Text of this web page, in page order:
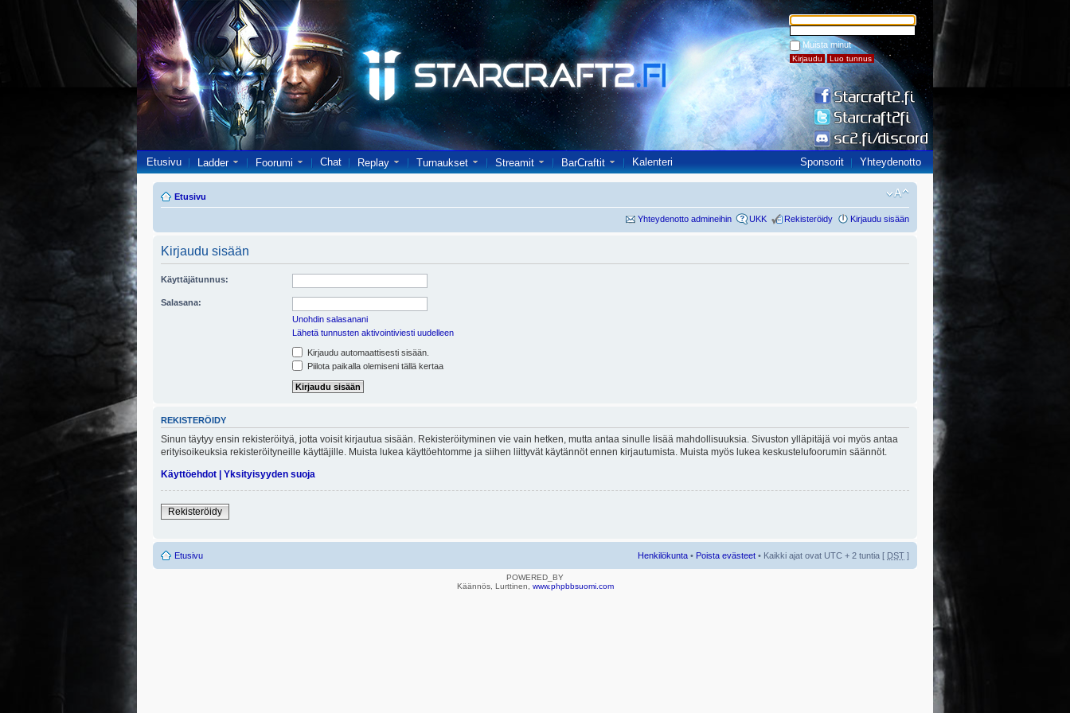
Muista minut
Etusivu Ladder Foorumi Chat Replay Turnaukset Streamit BarCraftit Kalenteri Sponsorit Yhteydenotto
Etusivu
Yhteydenotto admineihin UKK Rekisteröidy Kirjaudu sisään
Kirjaudu sisään
Käyttäjätunnus:
Salasana:
Unohdin salasanani
Lähetä tunnusten aktivointiviesti uudelleen
Kirjaudu automaattisesti sisään.
Piilota paikalla olemiseni tällä kertaa
REKISTERÖIDY
Sinun täytyy ensin rekisteröityä, jotta voisit kirjautua sisään. Rekisteröityminen vie vain hetken, mutta antaa sinulle lisää mahdollisuuksia. Sivuston ylläpitäjä voi myös antaa
erityisoikeuksia rekisteröityneille käyttäjille. Muista lukea käyttöehtomme ja siihen liittyvät käytännöt ennen kirjautumista. Muista myös lukea keskustelufoorumin säännöt.
Käyttöehdot | Yksityisyyden suoja
Rekisteröidy
Etusivu Henkilökunta • Poista evästeet • Kaikki ajat ovat UTC + 2 tuntia [ DST ]
POWERED_BY
Käännös, Lurttinen, www.phpbbsuomi.com